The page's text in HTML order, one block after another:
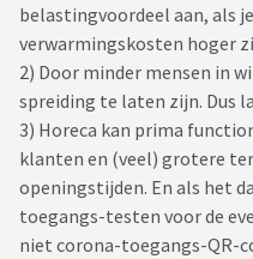
belastingvoordeel aan, als
verwarmingskosten hoger
2) Door minder mensen in
spreiding te laten zijn. Dus
3) Horeca kan prima
klanten en (veel) grotere
openingstijden. En als het
toegangs-testen voor de
niet corona-toegangs-QR-